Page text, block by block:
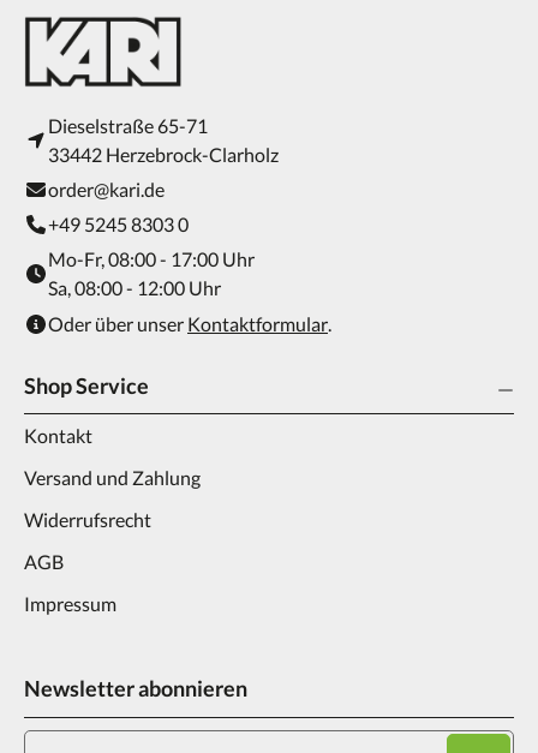
Dieselstraße 65-71
33442 Herzebrock-Clarholz
order@kari.de
+49 5245 8303 0
Mo-Fr, 08:00 - 17:00 Uhr
Sa, 08:00 - 12:00 Uhr
Oder über unser Kontaktformular.
Shop Service
Kontakt
Versand und Zahlung
Widerrufsrecht
AGB
Impressum
Newsletter abonnieren